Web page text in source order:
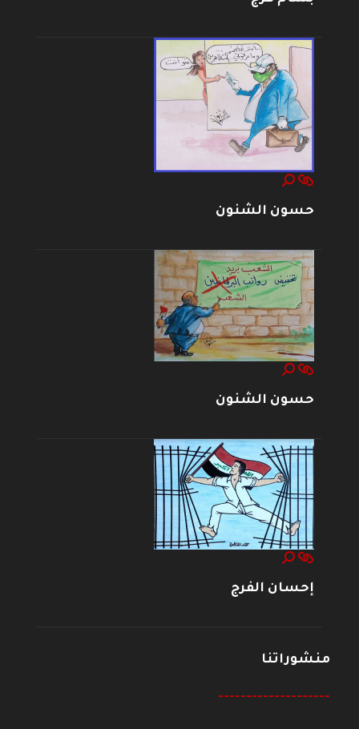
حسون الشنون
حسون الشنون
إحسان الفرج
منشوراتنا
--------------------